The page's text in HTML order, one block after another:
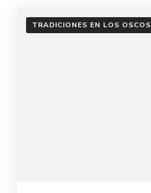
TRADICIONES EN LOS OSCOS